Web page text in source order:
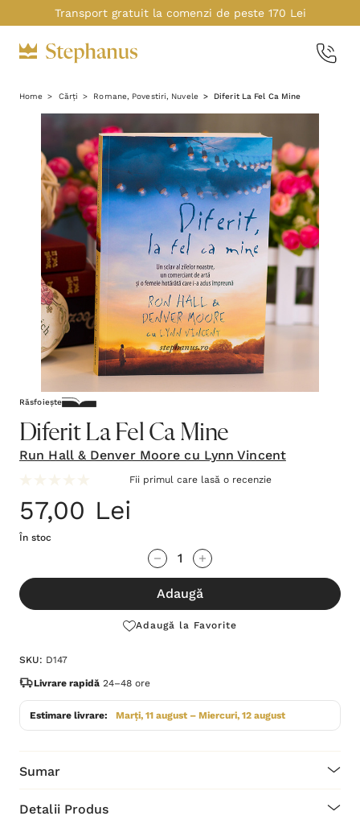
Transport gratuit la comenzi de peste 170 Lei
Home Cărți Romane, Povestiri, Nuvele Diferit La Fel Ca Mine
Răsfoiește
Diferit La Fel Ca Mine
Run Hall & Denver Moore cu Lynn Vincent
Fii primul care lasă o recenzie
57,00 Lei
În stoc
te!
Stocul
Adaugă
Adaugă la Favorite
SKU: D147
Livrare rapidă 24–48 ore
Estimare livrare: Marți, 11 august – Miercuri, 12 august
Sumar
Detalii Produs